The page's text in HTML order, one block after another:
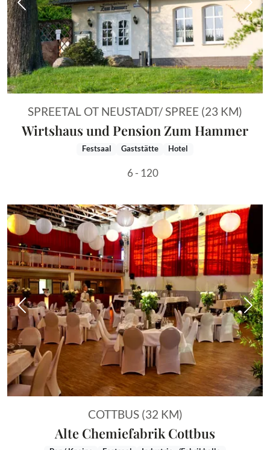
Vorheriges Bild
SPREETAL OT NEUSTADT/ SPREE (23 KM)
Wirtshaus und Pension Zum Hammer
Festsaal Gaststätte Hotel
6 - 120
Vorheriges Bild
COTTBUS (32 KM)
Alte Chemiefabrik Cottbus